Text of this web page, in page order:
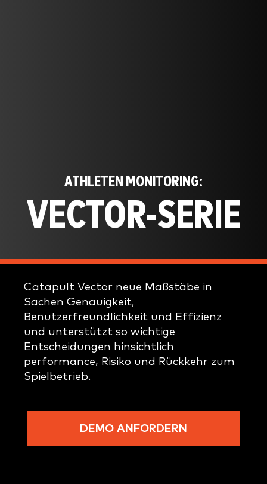
ATHLETEN MONITORING:
VECTOR-SERIE
Catapult Vector neue Maßstäbe in
Sachen Genauigkeit,
Benutzerfreundlichkeit und Effizienz
und unterstützt so wichtige
Entscheidungen hinsichtlich
performance, Risiko und Rückkehr zum
Spielbetrieb.
DEMO ANFORDERN